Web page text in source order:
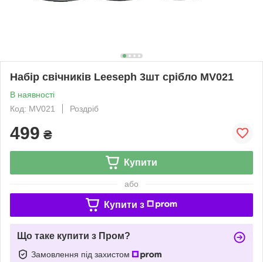
Набір свічників Leeseph 3шт срібло MV021
В наявності
Код: MV021
Роздріб
499 ₴
Купити
або
Купити з
Що таке купити з Пром?
Замовлення під захистом